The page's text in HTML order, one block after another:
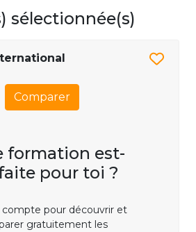
sélectionnée(s)
Comparer
formation est-
pour toi ?
compte pour découvrir et
gratuitement les